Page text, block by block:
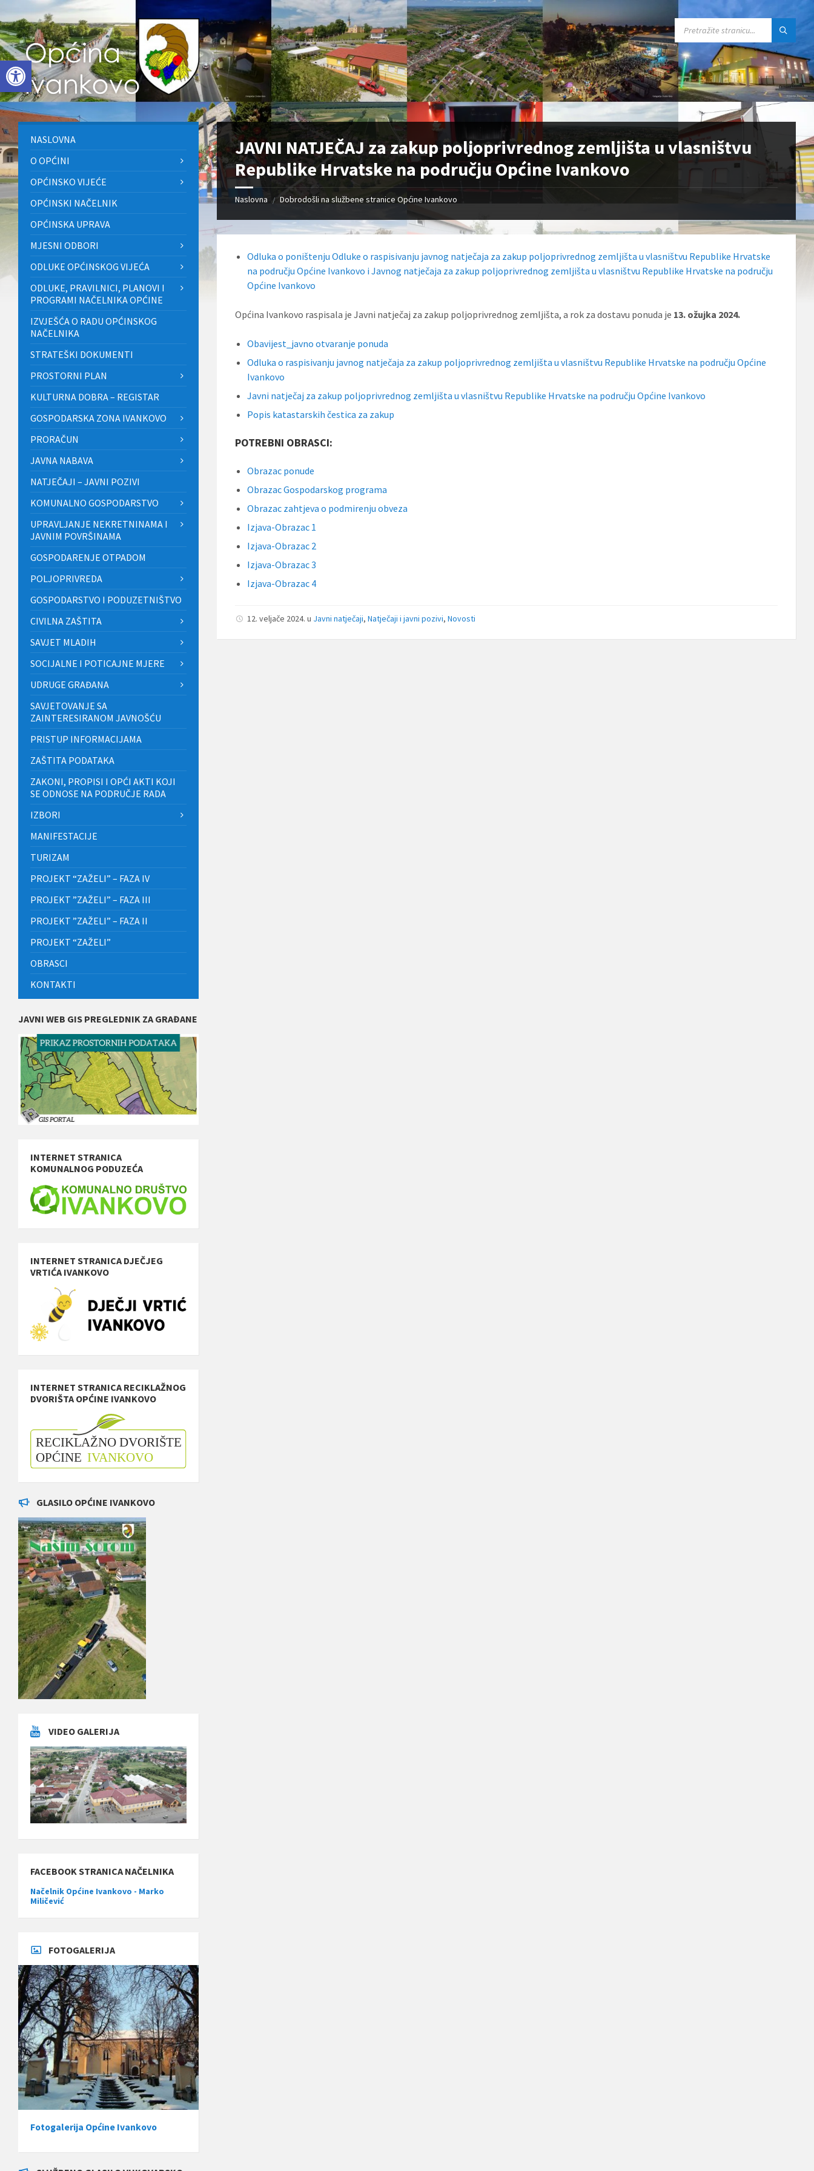
Open toolbar
to
content
to
left
sidebar
to
footer
JAVNI NATJEČAJ za zakup poljoprivrednog zemljišta u vlasništvu
Republike Hrvatske na području Općine Ivankovo
Naslovna / Dobrodošli na službene stranice Općine Ivankovo
Odluka o poništenju Odluke o raspisivanju javnog natječaja za zakup poljoprivrednog zemljišta u vlasništvu Republike Hrvatske
na području Općine Ivankovo i Javnog natječaja za zakup poljoprivrednog zemljišta u vlasništvu Republike Hrvatske na području
Općine Ivankovo
Općina Ivankovo raspisala je Javni natječaj za zakup poljoprivrednog zemljišta, a rok za dostavu ponuda je 13. ožujka 2024.
Obavijest_javno otvaranje ponuda
Odluka o raspisivanju javnog natječaja za zakup poljoprivrednog zemljišta u vlasništvu Republike Hrvatske na području Općine
Ivankovo
Javni natječaj za zakup poljoprivrednog zemljišta u vlasništvu Republike Hrvatske na području Općine Ivankovo
Popis katastarskih čestica za zakup
POTREBNI OBRASCI:
Obrazac ponude
Obrazac Gospodarskog programa
Obrazac zahtjeva o podmirenju obveza
Izjava-Obrazac 1
Izjava-Obrazac 2
Izjava-Obrazac 3
Izjava-Obrazac 4
12. veljače 2024.u Javni natječaji,Natječaji i javni pozivi,Novosti
NASLOVNA
O OPĆINI
OPĆINSKO VIJEĆE
OPĆINSKI NAČELNIK
OPĆINSKA UPRAVA
MJESNI ODBORI
ODLUKE OPĆINSKOG VIJEĆA
ODLUKE, PRAVILNICI, PLANOVI I
PROGRAMI NAČELNIKA OPĆINE
IZVJEŠĆA O RADU OPĆINSKOG
NAČELNIKA
STRATEŠKI DOKUMENTI
PROSTORNI PLAN
KULTURNA DOBRA – REGISTAR
GOSPODARSKA ZONA IVANKOVO
PRORAČUN
JAVNA NABAVA
NATJEČAJI – JAVNI POZIVI
KOMUNALNO GOSPODARSTVO
UPRAVLJANJE NEKRETNINAMA I
JAVNIM POVRŠINAMA
GOSPODARENJE OTPADOM
POLJOPRIVREDA
GOSPODARSTVO I PODUZETNIŠTVO
CIVILNA ZAŠTITA
SAVJET MLADIH
SOCIJALNE I POTICAJNE MJERE
UDRUGE GRAĐANA
SAVJETOVANJE SA
ZAINTERESIRANOM JAVNOŠĆU
PRISTUP INFORMACIJAMA
ZAŠTITA PODATAKA
ZAKONI, PROPISI I OPĆI AKTI KOJI
SE ODNOSE NA PODRUČJE RADA
IZBORI
MANIFESTACIJE
TURIZAM
PROJEKT “ZAŽELI” – FAZA IV
PROJEKT ”ZAŽELI” – FAZA III
PROJEKT ”ZAŽELI” – FAZA II
PROJEKT “ZAŽELI”
OBRASCI
KONTAKTI
JAVNI WEB GIS PREGLEDNIK ZA GRAĐANE
INTERNET STRANICA
KOMUNALNOG PODUZEĆA
INTERNET STRANICA DJEČJEG
VRTIĆA IVANKOVO
INTERNET STRANICA RECIKLAŽNOG
DVORIŠTA OPĆINE IVANKOVO
GLASILO OPĆINE IVANKOVO
VIDEO GALERIJA
FACEBOOK STRANICA NAČELNIKA
Načelnik Općine Ivankovo - Marko
Miličević
FOTOGALERIJA
Fotogalerija Općine Ivankovo